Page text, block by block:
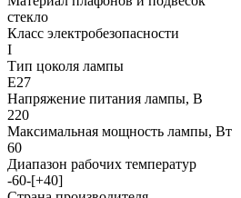
стекло
Класс электробезопасности
I
Тип цоколя лампы
E27
Напряжение питания лампы, В
220
Максимальная мощность лампы, Вт
60
Диапазон рабочих температур
-60-[+40]